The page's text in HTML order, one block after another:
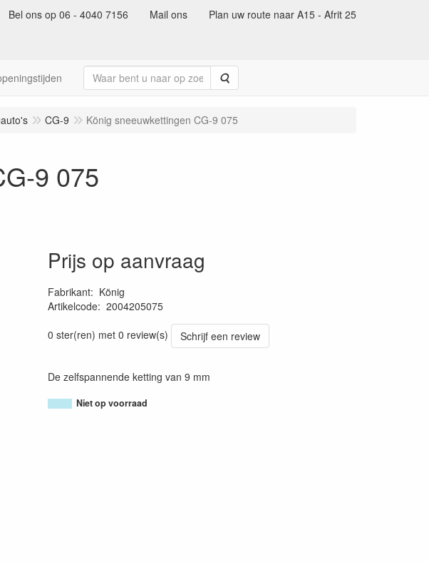
Bel ons op 06 - 4040 7156 Mail ons Plan uw route naar A15 - Afrit 25
Zoeken
CG-9 König sneeuwkettingen CG-9 075
9 075
Prijs op aanvraag
Fabrikant: König
Artikelcode: 2004205075
0 ster(ren) met 0 review(s)
Schrijf een review
De zelfspannende ketting van 9 mm
Niet op voorraad